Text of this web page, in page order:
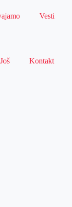
Vesti
Još Kontakt